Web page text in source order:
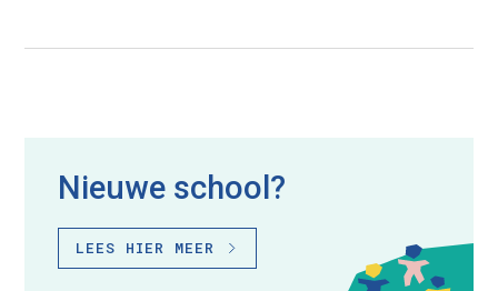
Nieuwe school?
LEES HIER MEER